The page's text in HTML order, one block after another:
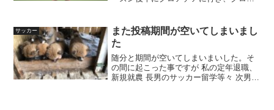
資金を為て、2月末にやっとオーストラリ
アへ渡航しました。...
サッカー
また投稿期間が空いてしまいまし
た
随分と期間が空いてしまいまいした。そ
の間に起こった事ですが 私の定年退職、
新規就農 長男のサッカー留学等々 次男の